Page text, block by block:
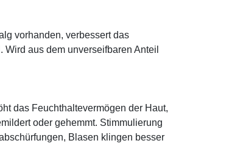
vorhanden, verbessert das
aus dem unverseifbaren Anteil
das Feuchthaltevermögen der Haut,
oder gehemmt. Stimmulierung
Blasen klingen besser